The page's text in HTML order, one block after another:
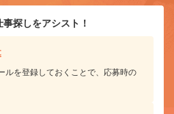
探しをアシスト！
ルを登録しておくことで、応募時の